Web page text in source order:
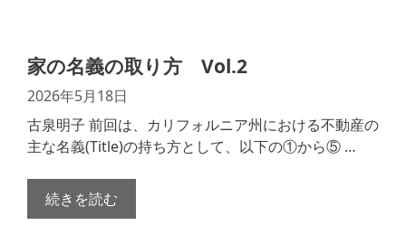
ー
家の名義の取り方 Vol.2
2026年5月18日
古泉明子 前回は、カリフォルニア州における不動産の
主な名義(Title)の持ち方として、以下の①から⑤ …
続きを読む